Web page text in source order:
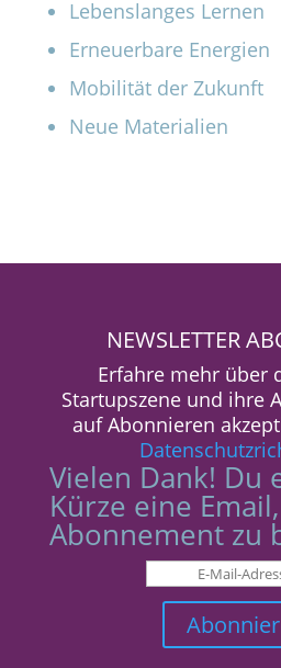
Lebenslanges Lernen
Erneuerbare Energien
Mobilität der Zukunft
Neue Materialien
NEWSLETTER
Erfahre mehr über
Startupszene und ihre
auf Abonnieren
Vielen Dank! Du
Kürze eine
Abonnement zu